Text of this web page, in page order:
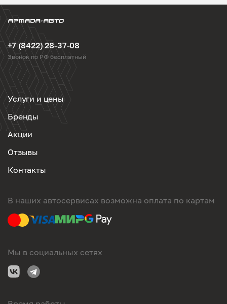
+7 (8422) 28-37-08
Звонок по РФ бесплатный
Услуги и цены
Бренды
Акции
Отзывы
Контакты
В наших автосервисах возможна оплата по картам
Мы в социальных сетях